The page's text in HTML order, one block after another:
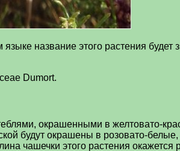
название этого растения
Dumort.
окрашенными в желтовато-
будут окрашены в розовато-
чашечки этого растения